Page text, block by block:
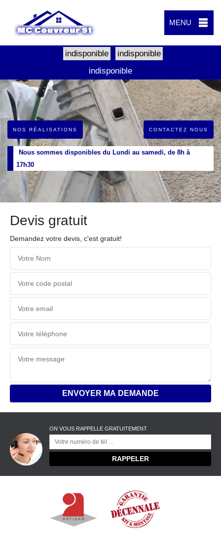
MENU
indisponible
indisponible
indisponible
NOS RÉALISATIONS CONTACTEZ NOUS
Nous sommes disponibles du Lundi au samedi, de 8h à
17h30
Devis gratuit
Demandez votre devis, c'est gratuit!
ON VOUS RAPPELLE GRATUITEMENT